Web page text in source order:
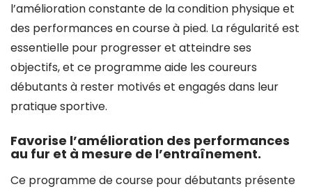
l’amélioration constante de la condition physique et
des performances en course à pied. La régularité est
essentielle pour progresser et atteindre ses
objectifs, et ce programme aide les coureurs
débutants à rester motivés et engagés dans leur
pratique sportive.
Favorise l’amélioration des performances
au fur et à mesure de l’entraînement.
Ce programme de course pour débutants présente